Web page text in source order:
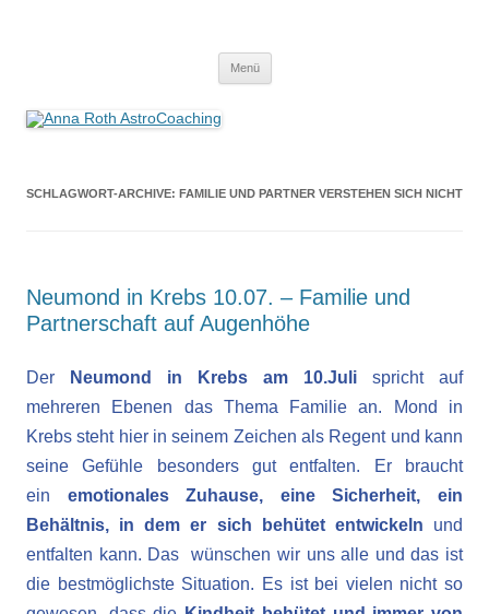
Menü
SCHLAGWORT-ARCHIVE: FAMILIE UND PARTNER VERSTEHEN SICH NICHT
Neumond in Krebs 10.07. – Familie und
Partnerschaft auf Augenhöhe
Der Neumond in Krebs am 10.Juli spricht auf
mehreren Ebenen das Thema Familie an. Mond in
Krebs steht hier in seinem Zeichen als Regent und kann
seine Gefühle besonders gut entfalten. Er braucht
ein emotionales Zuhause, eine Sicherheit, ein
Behältnis, in dem er sich behütet entwickeln und
entfalten kann. Das wünschen wir uns alle und das ist
die bestmöglichste Situation. Es ist bei vielen nicht so